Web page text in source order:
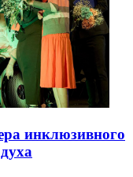
инклюзивного